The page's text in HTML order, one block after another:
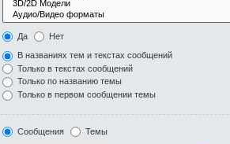
Да Нет
В названиях тем и текстах сообщений
Только в текстах сообщений
Только по названию темы
Только в первом сообщении темы
Сообщения Темы